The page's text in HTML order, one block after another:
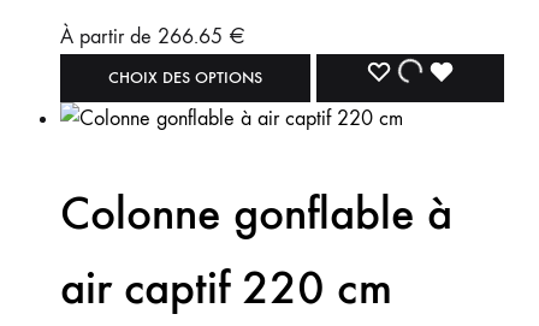
À partir de 266.65 €
CHOIX DES OPTIONS
Colonne gonflable à
air captif 220 cm